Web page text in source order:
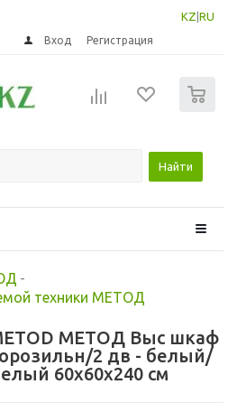
KZ RU
Вход Регистрация
Найти
-
техники МЕТОД
МЕТОД Выс шкаф
2 дв - белый/
60x60x240 см